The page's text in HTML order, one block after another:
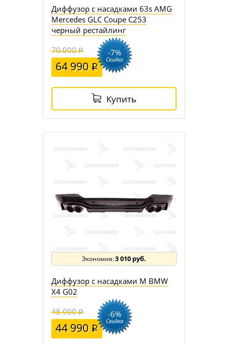
Диффузор с насадками 63s AMG
Mercedes GLC Coupe C253
черный рестайлинг
70 000
64 990
-7%
Скидка
Купить
3 010 руб.
Диффузор с насадками M BMW
X4 G02
48 000
44 990
-6%
Скидка